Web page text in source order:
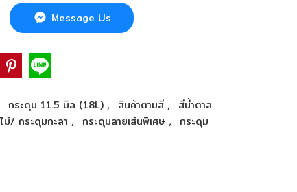
Message Us
กระดุม 11.5 มิล (18L) , สินค้าตามสี , สีน้ำตาล
ม้/ กระดุมกะลา , กระดุมลายเส้นพิเศษ , กระดุม